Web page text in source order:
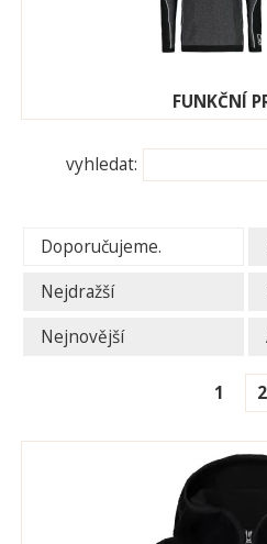
FUNKČNÍ
vyhledat:
Doporučujeme.
Nejdražší
Nejnovější
1 2